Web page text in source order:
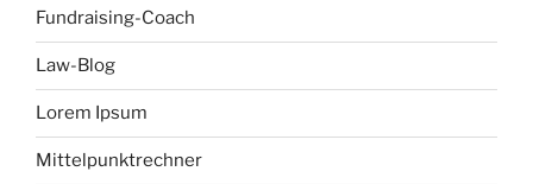
Fundraising-Coach
Law-Blog
Lorem Ipsum
Mittelpunktrechner